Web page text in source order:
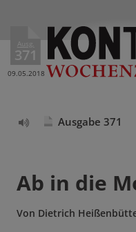
Ausg.
371
09.05.2018
Ausgabe 371
Ab in die
Von Dietrich